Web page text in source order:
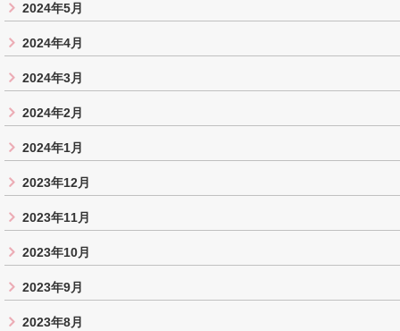
2024年5月
2024年4月
2024年3月
2024年2月
2024年1月
2023年12月
2023年11月
2023年10月
2023年9月
2023年8月